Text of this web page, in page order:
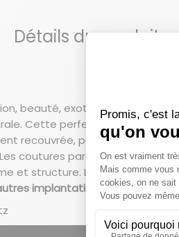
Détails du produit
beauté, exotisme, symbole
Cette perfection organique
recouvrée, parfois sur
coutures parcourent le
et structure. La sculpture
implantations sont